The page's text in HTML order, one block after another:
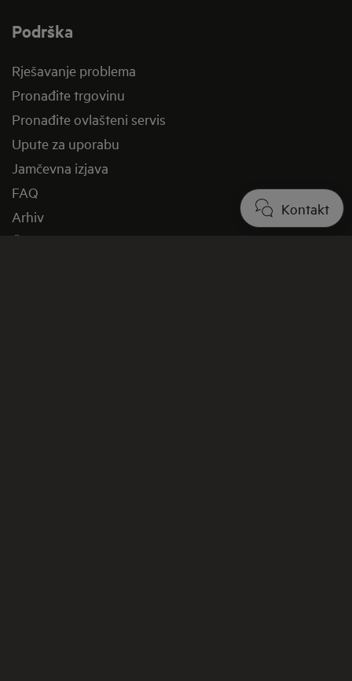
Kontakt
Podrška
Rješavanje problema
Pronađite trgovinu
Pronađite ovlašteni servis
Upute za uporabu
Jamčevna izjava
FAQ
Arhiv
Članci podrške